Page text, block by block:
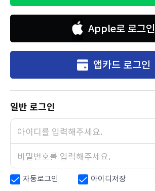
Apple로 로그인
앱카드 로그인
일반 로그인
자동로그인 아이디저장